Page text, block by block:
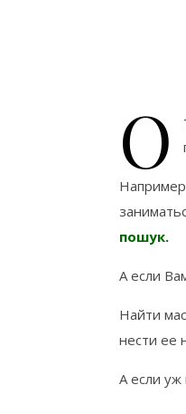
О
пошук.
А если
Найти
нести ее
А если уж